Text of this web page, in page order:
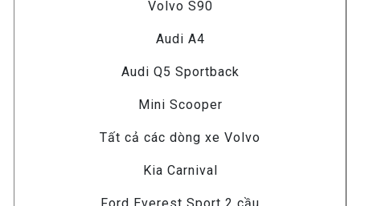
Volvo S90
Audi A4
Audi Q5 Sportback
Mini Scooper
Tất cả các dòng xe Volvo
Kia Carnival